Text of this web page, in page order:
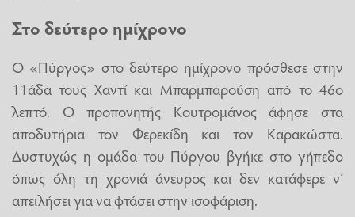
Στο δεύτερο ημίχρονο
Ο «Πύργος» στο δεύτερο ημίχρονο πρόσθεσε στην
11άδα τους Χαντί και Μπαρμπαρούση από το 46ο
λεπτό. Ο προπονητής Κουτρομάνος άφησε στα
αποδυτήρια τον Φερεκίδη και τον Καρακώστα.
Δυστυχώς η ομάδα του Πύργου βγήκε στο γήπεδο
όπως όλη τη χρονιά άνευρος και δεν κατάφερε ν’
απειλήσει για να φτάσει στην ισοφάριση.